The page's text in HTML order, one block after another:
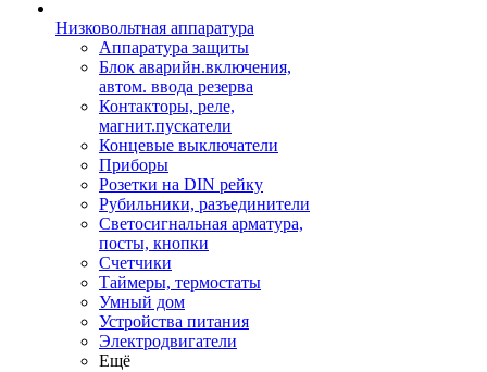
Низковольтная аппаратура
Аппаратура защиты
Блок аварийн.включения,
автом. ввода резерва
Контакторы, реле,
магнит.пускатели
Концевые выключатели
Приборы
Розетки на DIN рейку
Рубильники, разъединители
Светосигнальная арматура,
посты, кнопки
Счетчики
Таймеры, термостаты
Умный дом
Устройства питания
Электродвигатели
Ещё